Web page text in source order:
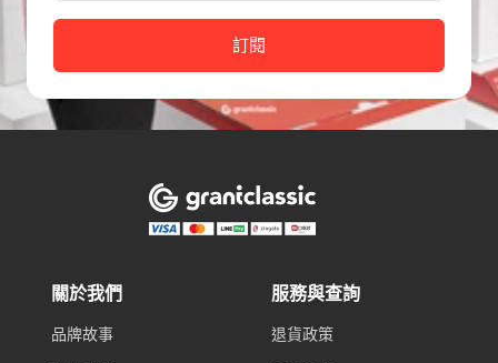
訂閱
關於我們
品牌故事
服務與查詢
退貨政策